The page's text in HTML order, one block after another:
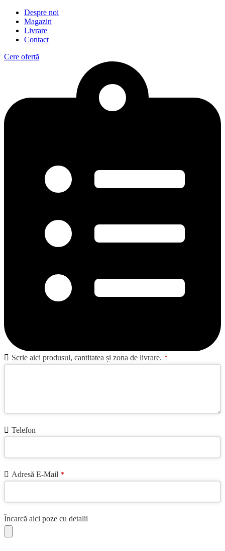
Despre noi
Magazin
Livrare
Contact
Cere ofertă
Contact
Email *
Scrie aici produsul, cantitatea și zona de livrare. *
Telefon
Adresă E-Mail *
Încarcă aici poze cu detalii